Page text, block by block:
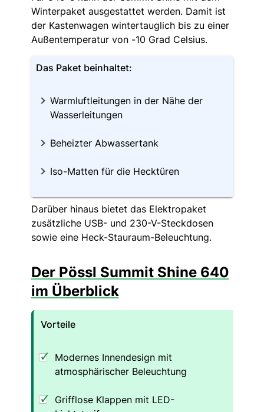
Winterpaket ausgestattet werden. Damit ist
der Kastenwagen wintertauglich bis zu einer
Außentemperatur von -10 Grad Celsius.
Das Paket beinhaltet:
Warmluftleitungen in der Nähe der
Wasserleitungen
Beheizter Abwassertank
Iso-Matten für die Hecktüren
Darüber hinaus bietet das Elektropaket
zusätzliche USB- und 230-V-Steckdosen
sowie eine Heck-Stauraum-Beleuchtung.
Der Pössl Summit Shine 640
im Überblick
Vorteile
Modernes Innendesign mit
atmosphärischer Beleuchtung
Grifflose Klappen mit LED-